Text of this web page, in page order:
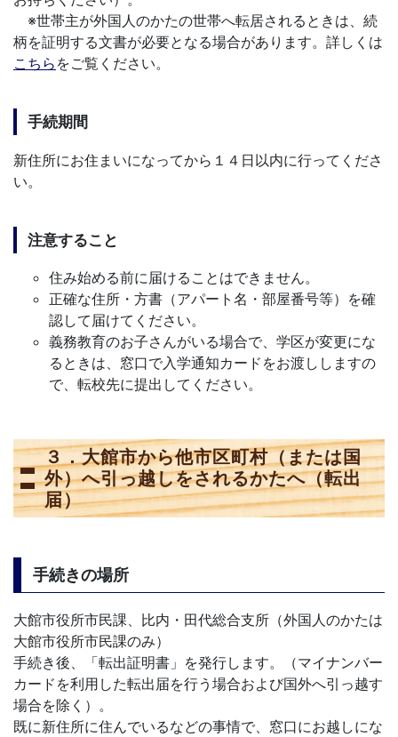
※世帯主が外国人のかたの世帯へ転居されるときは、続
柄を証明する文書が必要となる場合があります。詳しくは
こちら をご覧ください。
手続期間
新住所にお住まいになってから１４日以内に行ってくださ
い。
注意すること
住み始める前に届けることはできません。
正確な住所・方書（アパート名・部屋番号等）を確
認して届けてください。
義務教育のお子さんがいる場合で、学区が変更にな
るときは、窓口で入学通知カードをお渡ししますの
で、転校先に提出してください。
３．大館市から他市区町村（または国
外）へ引っ越しをされるかたへ（転出
届）
手続きの場所
大館市役所市民課、比内・田代総合支所（外国人のかたは
大館市役所市民課のみ）
手続き後、「転出証明書」を発行します。（マイナンバー
カードを利用した転出届を行う場合および国外へ引っ越す
場合を除く）。
既に新住所に住んでいるなどの事情で、窓口にお越しにな